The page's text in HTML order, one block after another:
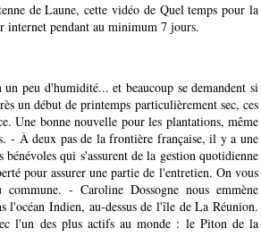
de Laune, cette vidéo de Quel temps pour la
internet pendant au minimum 7 jours.
peu d'humidité... et beaucoup se demandent si
un début de printemps particulièrement sec, ces
Une bonne nouvelle pour les plantations, même
- À deux pas de la frontière française, il y a une
qui s'assurent de la gestion quotidienne
pour assurer une partie de l'entretien. On vous
- Caroline Dossogne nous emmène
l'océan Indien, au-dessus de l'île de La Réunion.
l'un des plus actifs au monde : le Piton de la